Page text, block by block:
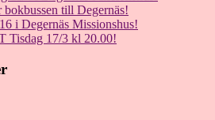
till Degernäs!
i Degernäs Missionshus!
Tisdag 17/3 kl 20.00!